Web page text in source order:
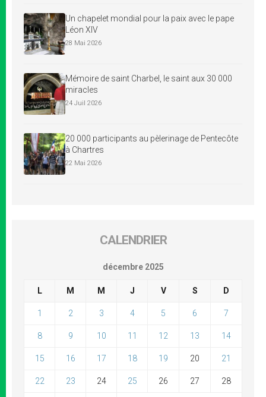
Un chapelet mondial pour la paix avec le pape
Léon XIV
28 Mai 2026
Mémoire de saint Charbel, le saint aux 30 000
miracles
24 Juil 2026
20 000 participants au pèlerinage de Pentecôte
à Chartres
22 Mai 2026
CALENDRIER
décembre 2025
L M M J V S D
1 2 3 4 5 6 7
8 9 10 11 12 13 14
15 16 17 18 19 20 21
22 23 24 25 26 27 28